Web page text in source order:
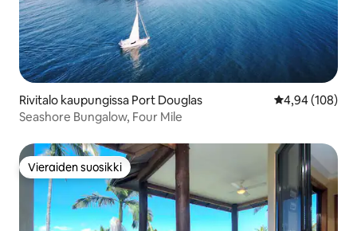
Rivitalo kaupungissa Port Douglas
4,94 (108)
Seashore Bungalow, Four Mile
Vieraiden suosikki
Vieraiden suosikki